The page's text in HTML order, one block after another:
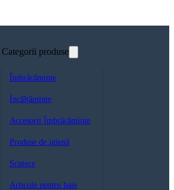
Categorii produse
Îmbrăcăminte
Încălțăminte
Accesorii Îmbrăcăminte
Produse de igienă
Scutece
Articole pentru baie